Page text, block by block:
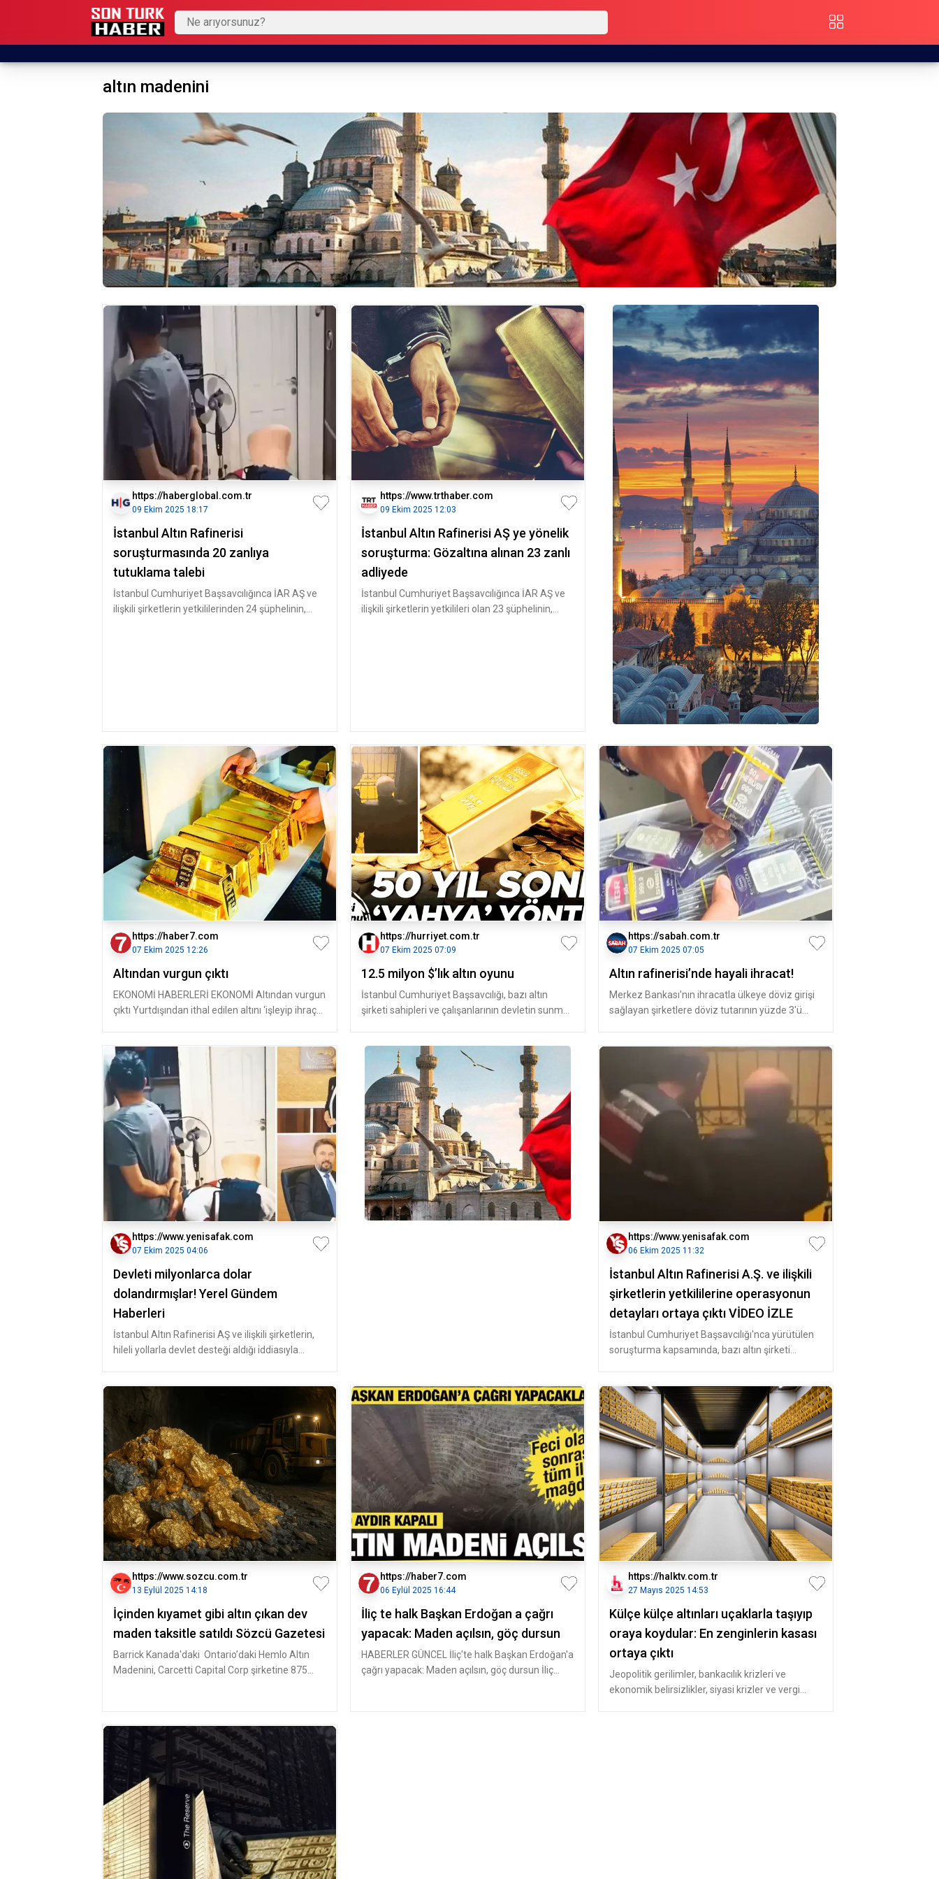
altın madenini
https://haberglobal.com.tr
09 Ekim 2025 18:17
İstanbul Altın Rafinerisi
soruşturmasında 20 zanlıya
tutuklama talebi
İstanbul Cumhuriyet Başsavcılığınca İAR AŞ ve
ilişkili şirketlerin yetkililerinden 24 şüphelinin,
https://www.trthaber.com
09 Ekim 2025 12:03
İstanbul Altın Rafinerisi AŞ ye yönelik
soruşturma: Gözaltına alınan 23 zanlı
adliyede
İstanbul Cumhuriyet Başsavcılığınca İAR AŞ ve
ilişkili şirketlerin yetkilileri olan 23 şüphelinin,
https://haber7.com
07 Ekim 2025 12:26
Altından vurgun çıktı
EKONOMİ HABERLERİ EKONOMİ Altından vurgun
çıktı Yurtdışından ithal edilen altını ‘işleyip ihraç
https://hurriyet.com.tr
07 Ekim 2025 07:09
12.5 milyon $’lık altın oyunu
İstanbul Cumhuriyet Başsavcılığı, bazı altın
şirketi sahipleri ve çalışanlarının devletin sunmuş
https://sabah.com.tr
07 Ekim 2025 07:05
Altın rafinerisi’nde hayali ihracat!
Merkez Bankası'nın ihracatla ülkeye döviz girişi
sağlayan şirketlere döviz tutarının yüzde 3'ü
https://www.yenisafak.com
07 Ekim 2025 04:06
Devleti milyonlarca dolar
dolandırmışlar! Yerel Gündem
Haberleri
İstanbul Altın Rafinerisi AŞ ve ilişkili şirketlerin,
hileli yollarla devlet desteği aldığı iddiasıyla
https://www.yenisafak.com
06 Ekim 2025 11:32
İstanbul Altın Rafinerisi A.Ş. ve ilişkili
şirketlerin yetkililerine operasyonun
detayları ortaya çıktı VİDEO İZLE
İstanbul Cumhuriyet Başsavcılığı'nca yürütülen
soruşturma kapsamında, bazı altın şirketi
https://www.sozcu.com.tr
13 Eylül 2025 14:18
İçinden kıyamet gibi altın çıkan dev
maden taksitle satıldı Sözcü Gazetesi
Barrick Kanada'daki Ontario’daki Hemlo Altın
Madenini, Carcetti Capital Corp şirketine 875
https://haber7.com
06 Eylül 2025 16:44
İliç te halk Başkan Erdoğan a çağrı
yapacak: Maden açılsın, göç dursun
HABERLER GÜNCEL İliç'te halk Başkan Erdoğan'a
çağrı yapacak: Maden açılsın, göç dursun İliç
https://halktv.com.tr
27 Mayıs 2025 14:53
Külçe külçe altınları uçaklarla taşıyıp
oraya koydular: En zenginlerin kasası
ortaya çıktı
Jeopolitik gerilimler, bankacılık krizleri ve
ekonomik belirsizlikler, siyasi krizler ve vergi